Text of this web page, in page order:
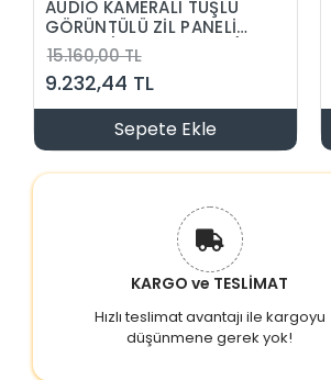
AUDIO KAMERALI TUŞLU
GÖRÜNTÜLÜ ZİL PANELİ
ŞİFRELİ (2 SATIR EKRAN)
15.160,00 TL
9.232,44 TL
Sepete Ekle
KARGO ve TESLİMAT
Hızlı teslimat avantajı ile kargoyu
düşünmene gerek yok!